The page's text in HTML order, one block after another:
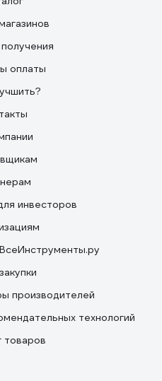
оплаты
инвесторов
производителей
технологий
товаров